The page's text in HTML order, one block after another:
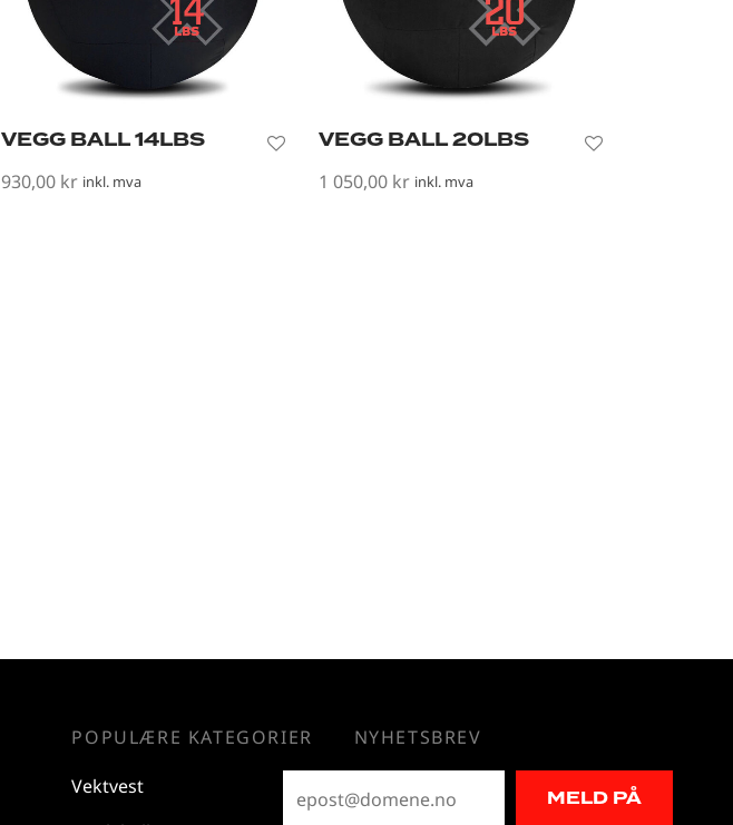
VEGG BALL 14LBS
930,00 kr inkl. mva
VEGG BALL 20LBS
1 050,00 kr inkl. mva
POPULÆRE KATEGORIER
Vektvest
NYHETSBREV